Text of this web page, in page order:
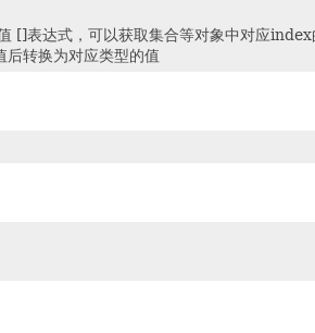
[]表达式，可以获取集合等对象中对应
转换为对应类型的值